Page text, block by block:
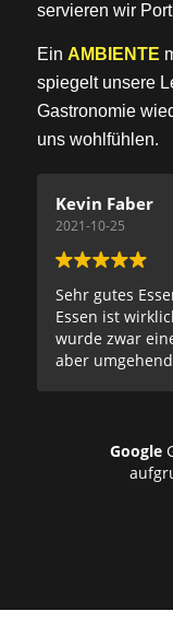
servieren wir
Ein AMBIENTE
spiegelt unsere
Gastronomie
uns wohlfühlen.
Kevin Faber
2021-10-25
Sehr gutes
Essen ist
wurde zwar
aber
Google